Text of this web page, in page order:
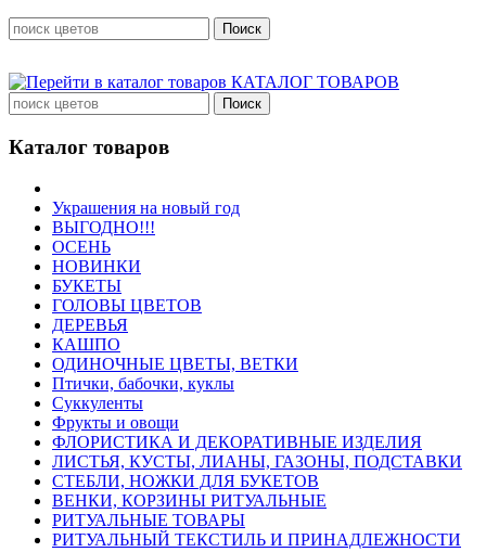
КАТАЛОГ ТОВАРОВ
Каталог товаров
Украшения на новый год
ВЫГОДНО!!!
ОСЕНЬ
НОВИНКИ
БУКЕТЫ
ГОЛОВЫ ЦВЕТОВ
ДЕРЕВЬЯ
КАШПО
ОДИНОЧНЫЕ ЦВЕТЫ, ВЕТКИ
Птички, бабочки, куклы
Суккуленты
Фрукты и овощи
ФЛОРИСТИКА И ДЕКОРАТИВНЫЕ ИЗДЕЛИЯ
ЛИСТЬЯ, КУСТЫ, ЛИАНЫ, ГАЗОНЫ, ПОДСТАВКИ
СТЕБЛИ, НОЖКИ ДЛЯ БУКЕТОВ
ВЕНКИ, КОРЗИНЫ РИТУАЛЬНЫЕ
РИТУАЛЬНЫЕ ТОВАРЫ
РИТУАЛЬНЫЙ ТЕКСТИЛЬ И ПРИНАДЛЕЖНОСТИ